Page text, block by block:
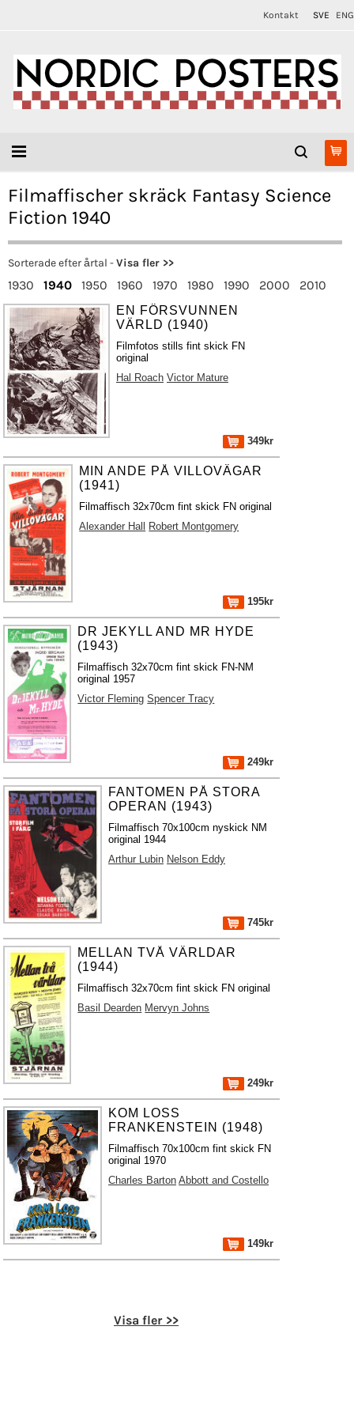
Kontakt SVE ENG
Filmaffischer skräck Fantasy Science
Fiction 1940
Sorterade efter årtal -Visa fler >>
1930 1940 1950 1960 1970 1980 1990 2000 2010
EN FÖRSVUNNEN
VÄRLD (1940)
Filmfotos stills fint skick FN
original
Hal Roach Victor Mature
349kr
MIN ANDE PÅ VILLOVÄGAR
(1941)
Filmaffisch 32x70cm fint skick FN original
Alexander Hall
Robert Montgomery
195kr
DR JEKYLL AND MR HYDE
(1943)
Filmaffisch 32x70cm fint skick FN-NM
original 1957
Victor Fleming Spencer Tracy
249kr
FANTOMEN PÅ STORA
OPERAN (1943)
Filmaffisch 70x100cm nyskick NM
original 1944
Arthur Lubin Nelson Eddy
745kr
MELLAN TVÅ VÄRLDAR
(1944)
Filmaffisch 32x70cm fint skick FN original
Basil Dearden Mervyn Johns
249kr
KOM LOSS
FRANKENSTEIN (1948)
Filmaffisch 70x100cm fint skick FN
original 1970
Charles Barton Abbott and Costello
149kr
Visa fler >>